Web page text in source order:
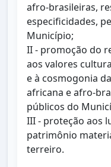
afro-brasileiras,
especificidades,
Município;
II - promoção do
aos valores
e à cosmogonia
africana e afro-
públicos do
III - proteção aos
patrimônio
terreiro.